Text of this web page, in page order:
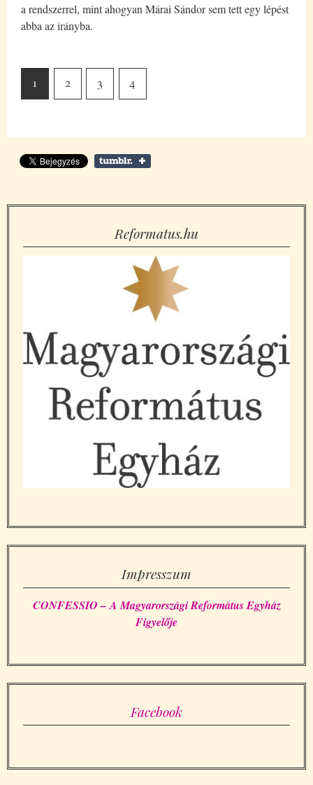
a rendszerrel, mint ahogyan Márai Sándor sem tett egy lépést
abba az irányba.
1 2 3 4
Reformatus.hu
Impresszum
CONFESSIO – A Magyarországi Református Egyház
Figyelője
Facebook